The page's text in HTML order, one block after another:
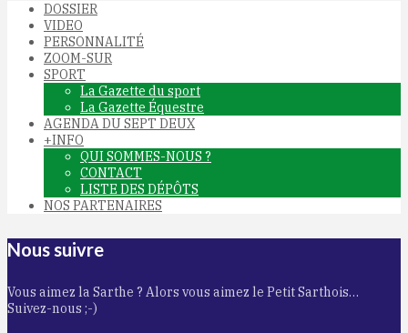
DOSSIER
VIDEO
PERSONNALITÉ
ZOOM-SUR
SPORT
La Gazette du sport
La Gazette Équestre
AGENDA DU SEPT DEUX
+INFO
QUI SOMMES-NOUS ?
CONTACT
LISTE DES DÉPÔTS
NOS PARTENAIRES
Nous suivre
Vous aimez la Sarthe ? Alors vous aimez le Petit Sarthois…
Suivez-nous ;-)